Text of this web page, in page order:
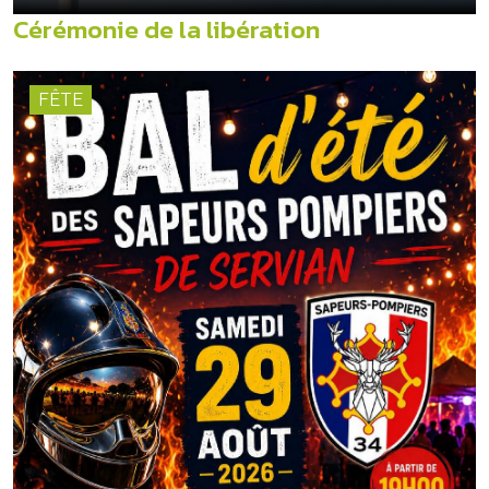
Cérémonie de la libération
FÊTE